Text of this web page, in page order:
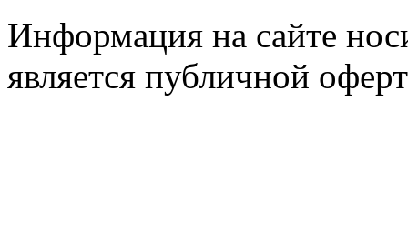
Информация на сайте
является публичной